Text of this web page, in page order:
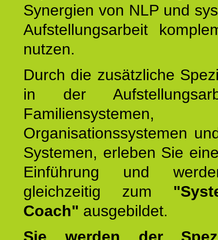
Synergien von NLP und
Aufstellungsarbeit
nutzen.
Durch die zusätzliche
in der
Familiensystemen,
Organisationssystemen
Systemen, erleben Sie
Einführung und
gleichzeitig zum
Coach" ausgebildet.